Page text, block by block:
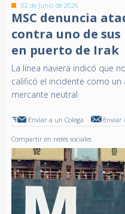
02 de Junio de 2026
MSC denuncia
contra uno de
en puerto de Irak
La línea naviera indicó que
calificó el incidente como
mercante neutral
Enviar a un Colega Enviar
Compartir en redes sociales